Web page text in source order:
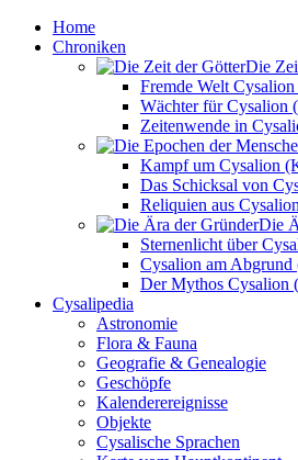
Home
Chroniken
Die
Fremde Welt
Wächter für Cysalion
Zeitenwende in
Kampf um Cysalion
Das Schicksal von
Reliquien aus
Die
Sternenlicht über
Cysalion am
Der Mythos Cysalion
Cysalipedia
Astronomie
Flora & Fauna
Geografie & Genealogie
Geschöpfe
Kalenderereignisse
Objekte
Cysalische Sprachen